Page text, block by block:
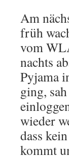
Am
früh
vom
nachts
Pyjama
ging,
wieder
dass
kommt